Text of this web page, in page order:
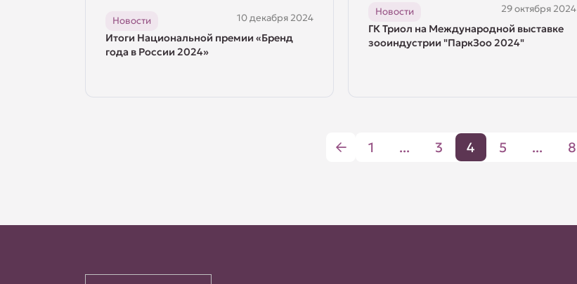
Новости 10 декабря 2024
Итоги Национальной премии «Бренд
года в России 2024»
Новости 29 октября 2024
ГК Триол на Международной выставке
зооиндустрии "ПаркЗоо 2024"
1 ... 3 4 5 ... 8